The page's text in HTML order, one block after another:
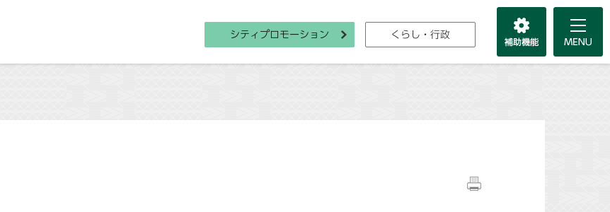
シティプロモーション くらし・行政